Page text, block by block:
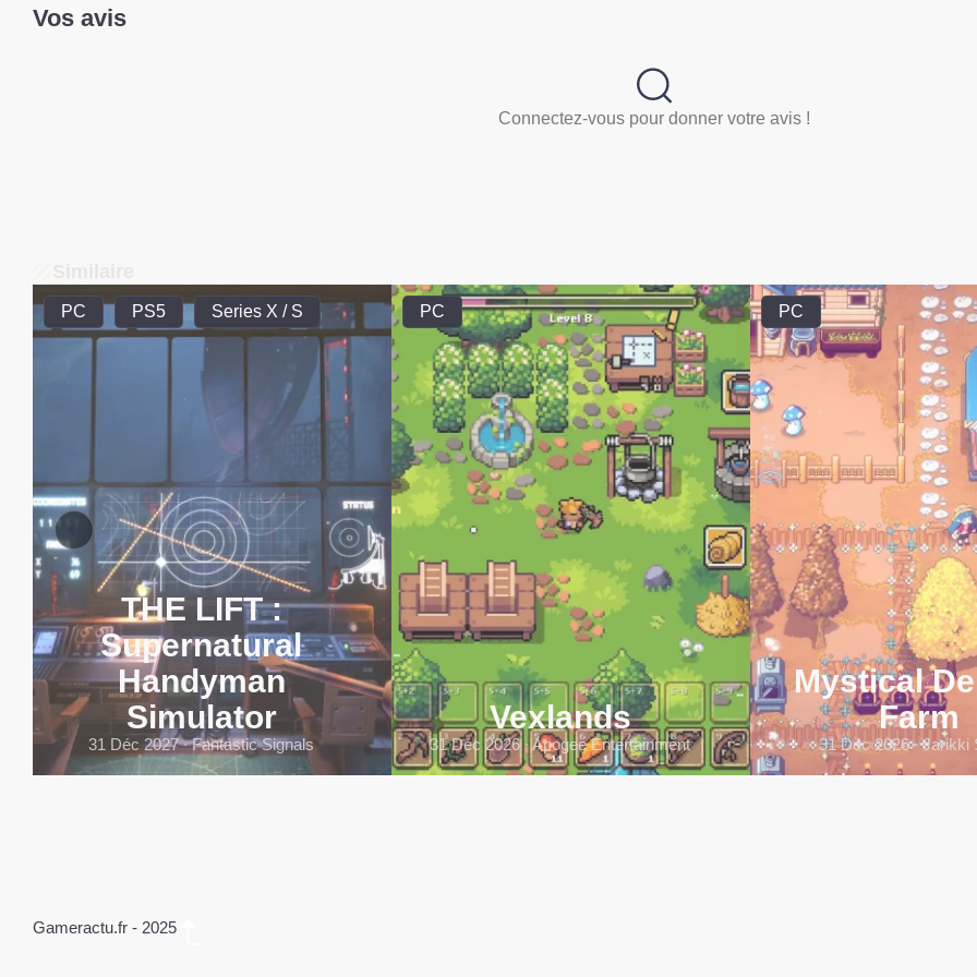
Vos avis
Connectez-vous pour donner votre avis !
PC PS5 Series X / S
THE LIFT :
Supernatural
Handyman
Simulator
31 Déc 2027 ∙ Fantastic Signals
PC
Vexlands
31 Déc 2026 ∙ Apogee Entertainment
PC
Mystical
Farm
31 Déc 2026 ∙ Jarikki
Gameractu.fr - 2025